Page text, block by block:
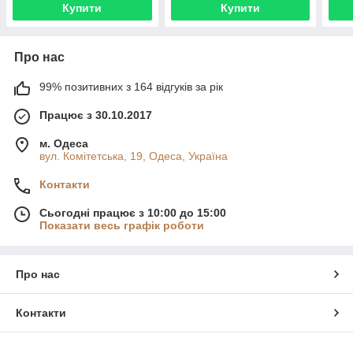
Купити Купити
Про нас
99% позитивних з 164 відгуків за рік
Працює з 30.10.2017
м. Одеса
вул. Комітетська, 19, Одеса, Україна
Контакти
Сьогодні працює з 10:00 до 15:00
Показати весь графік роботи
Про нас
Контакти